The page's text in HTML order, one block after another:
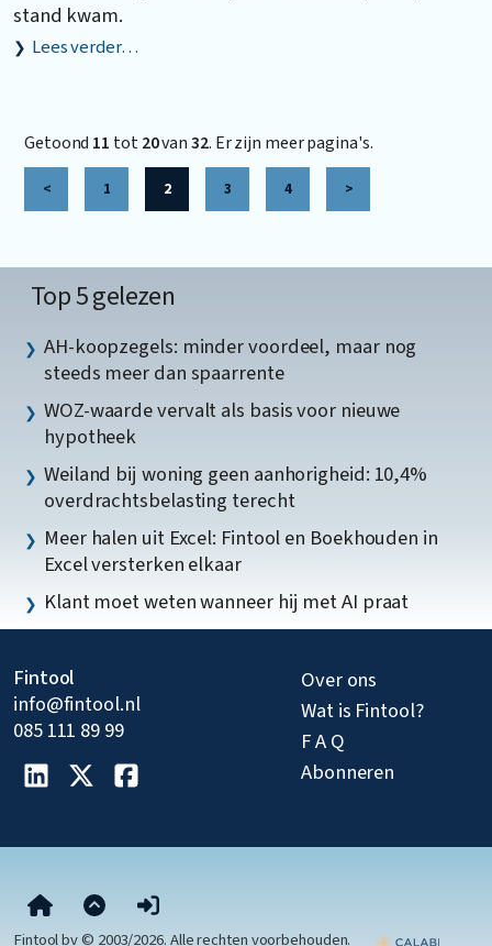
stand kwam.
Lees verder…
Getoond 11 tot20van32. Er zijn meer pagina's.
< 1 2 3 4 >
Top 5 gelezen
AH-koopzegels: minder voordeel, maar nog
steeds meer dan spaarrente
WOZ-waarde vervalt als basis voor nieuwe
hypotheek
Weiland bij woning geen aanhorigheid: 10,4%
overdrachtsbelasting terecht
Meer halen uit Excel: Fintool en Boekhouden in
Excel versterken elkaar
Klant moet weten wanneer hij met AI praat
Fintool
info@fintool.nl
085 111 89 99
Over ons
Wat is Fintool?
F A Q
Abonneren
Fintool bv © 2003/2026. Alle rechten voorbehouden.